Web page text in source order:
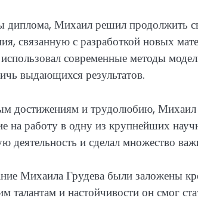
Михаил решил продолжить
связанную с разработкой новых
современные методы
выдающихся результатов.
достижениям и трудолюбию,
на работу в одну из крупнейших
деятельность и сделал множество
Михаила Грудева были заложены
талантам и настойчивости он смог